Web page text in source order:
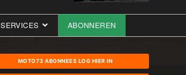
SERVICES ABONNEREN
MOTO73 ABONNEES LOG HIER IN